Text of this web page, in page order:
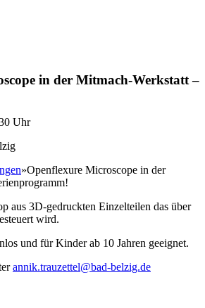
in der Mitmach-Werkstatt –
Uhr
»Openflexure Microscope in der
aus 3D-gedruckten Einzelteilen das über
wird.
und für Kinder ab 10 Jahren geeignet.
annik.trauzettel@bad-belzig.de